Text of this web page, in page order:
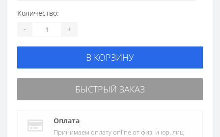
Количество:
- +
В КОРЗИНУ
БЫСТРЫЙ ЗАКАЗ
Оплата
Принимаем оплату online от физ. и юр. лиц